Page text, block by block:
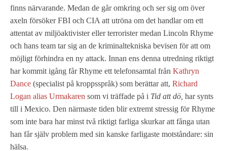
finns närvarande. Medan de går omkring och ser sig om över
axeln försöker FBI och CIA att utröna om det handlar om ett
attentat av miljöaktivister eller terrorister medan Lincoln Rhyme
och hans team tar sig an de kriminaltekniska bevisen för att om
möjligt förhindra en ny attack. Innan ens denna utredning riktigt
har kommit igång får Rhyme ett telefonsamtal från Kathryn
Dance (specialist på kroppsspråk) som berättar att, Richard
Logan alias Urmakaren som vi träffade på i Tid att dö, har synts
till i Mexico. Den närmaste tiden blir extremt stressig för Rhyme
som inte bara har minst två riktigt farliga skurkar att fånga utan
han får själv problem med sin kanske farligaste motståndare: sin
hälsa.